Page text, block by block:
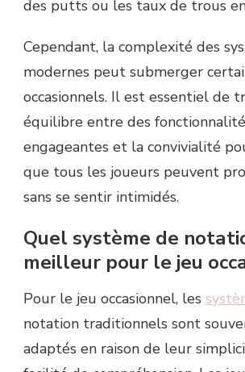
des putts ou les taux de trous
Cependant, la complexité des
modernes peut submerger
occasionnels. Il est essentiel de
équilibre entre des
engageantes et la convivialité
que tous les joueurs peuvent
sans se sentir intimidés.
Quel système de
meilleur pour le jeu
Pour le jeu occasionnel, les
notation traditionnels sont
adaptés en raison de leur